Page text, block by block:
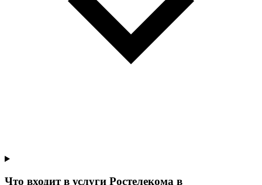
Что входит в услуги Ростелекома в